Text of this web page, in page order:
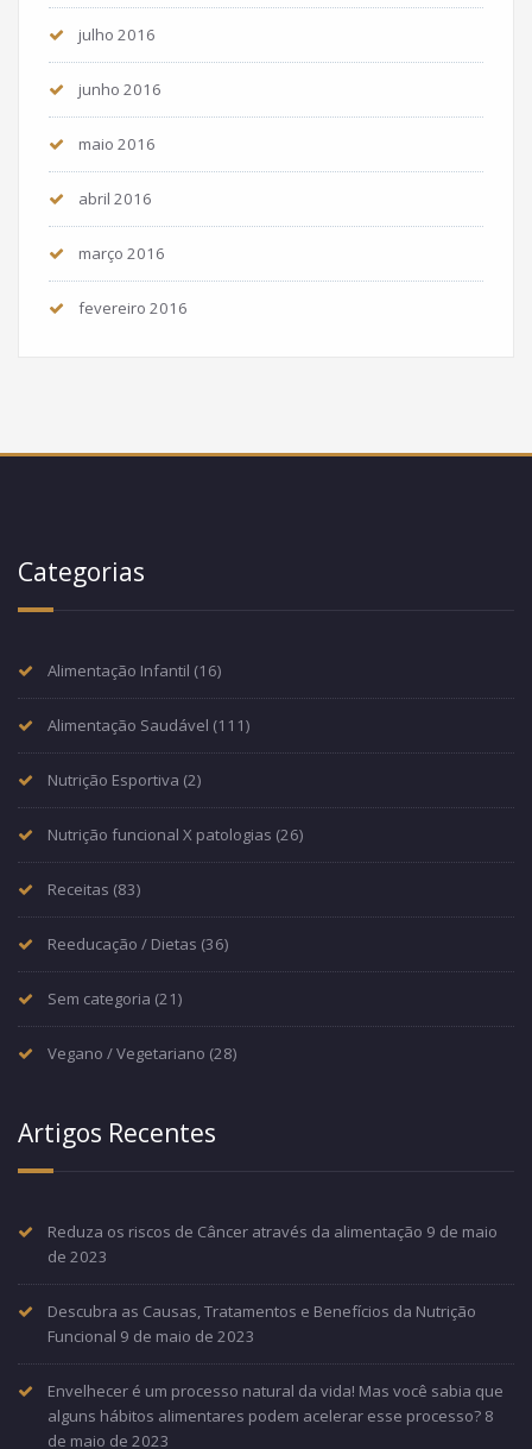
julho 2016
junho 2016
maio 2016
abril 2016
março 2016
fevereiro 2016
Categorias
Alimentação Infantil (16)
Alimentação Saudável (111)
Nutrição Esportiva (2)
Nutrição funcional X patologias (26)
Receitas (83)
Reeducação / Dietas (36)
Sem categoria (21)
Vegano / Vegetariano (28)
Artigos Recentes
Reduza os riscos de Câncer através da alimentação 9 de maio
de 2023
Descubra as Causas, Tratamentos e Benefícios da Nutrição
Funcional 9 de maio de 2023
Envelhecer é um processo natural da vida! Mas você sabia que
alguns hábitos alimentares podem acelerar esse processo? 8
de maio de 2023